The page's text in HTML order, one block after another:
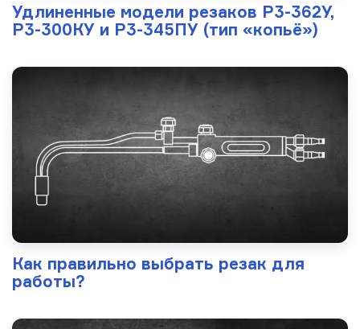
Удлиненные модели резаков Р3-362У,
Р3-300КУ и Р3-345ПУ (тип «копьё»)
Как правильно выбрать резак для
работы?